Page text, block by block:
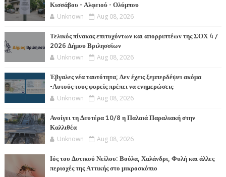
Κισσάβου - Αλφειού - Ολύμπου
Unknown Aug 08, 2026
Τελικός πίνακας επιτυχόντων και απορριπτέων της ΣΟΧ 4 /
2026 Δήμου Βριλησσίων
Unknown Aug 08, 2026
Έβγαλες νέα ταυτότητα; Δεν έχεις ξεμπερδέψει ακόμα
-Αυτούς τους φορείς πρέπει να ενημερώσεις
Unknown Aug 08, 2026
Ανοίγει τη Δευτέρα 10/8 η Παλαιά Παραλιακή στην
Καλλιθέα
Unknown Aug 08, 2026
Ιός του Δυτικού Νείλου: Βούλα, Χαλάνδρι, Φυλή και άλλες
περιοχές της Αττικής στο μικροσκόπιο